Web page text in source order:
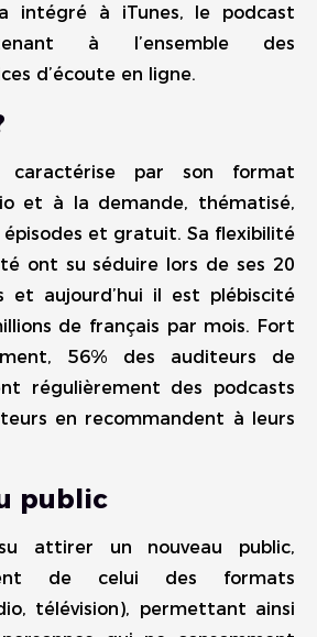
intégré à iTunes, le podcast
à l’ensemble des
d’écoute en ligne.
caractérise par son format
et à la demande, thématisé,
épisodes et gratuit. Sa flexibilité
ont su séduire lors de ses 20
et aujourd’hui il est plébiscité
de français par mois. Fort
56% des auditeurs de
régulièrement des podcasts
en recommandent à leurs
public
attirer un nouveau public,
de celui des formats
télévision), permettant ainsi